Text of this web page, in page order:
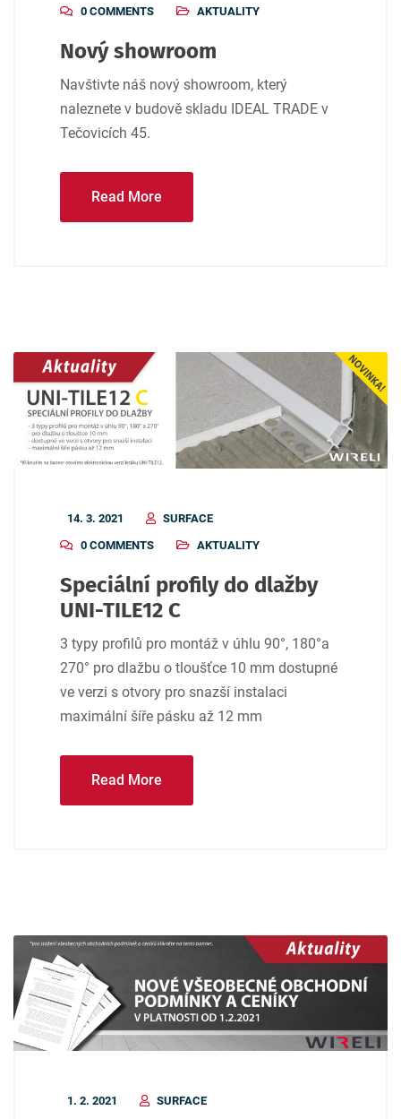
0 COMMENTS
AKTUALITY
Nový showroom
Navštivte náš nový showroom, který
naleznete v budově skladu IDEAL TRADE v
Tečovicích 45.
Read More
14. 3. 2021
SURFACE
0 COMMENTS
AKTUALITY
Speciální profily do dlažby
UNI-TILE12 C
3 typy profilů pro montáž v úhlu 90°, 180°a
270° pro dlažbu o tloušťce 10 mm dostupné
ve verzi s otvory pro snazší instalaci
maximální šíře pásku až 12 mm
Read More
1. 2. 2021
SURFACE